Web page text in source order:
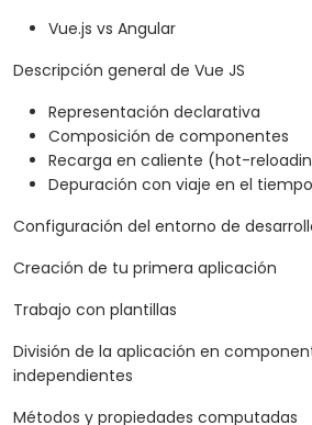
Vue.js vs Angular
Descripción general de Vue JS
Representación declarativa
Composición de componentes
Recarga en caliente (hot-
Depuración con viaje en el tiempo
Configuración del entorno de
Creación de tu primera aplicación
Trabajo con plantillas
División de la aplicación en
independientes
Métodos y propiedades computadas